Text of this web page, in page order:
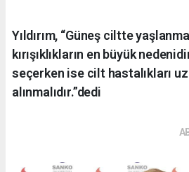
Yıldırım, “Güneş ciltte
kırışıklıkların en büyük
seçerken ise cilt hastalıkları
alınmalıdır.”dedi